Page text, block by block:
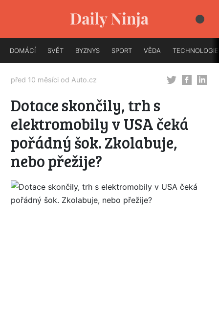
DOMÁCÍ SVĚT BYZNYS SPORT VĚDA TECHNOLOGIE
před 10 měsíci od Auto.cz
Dotace skončily, trh s
elektromobily v USA čeká
pořádný šok. Zkolabuje,
nebo přežije?